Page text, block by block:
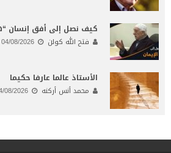
كيف نصل إلى أفق إنسان
فتح الله كولن 04/08/2026
الأستاذ عالما عارفا حكيما
محمد أنس أركنه 08/2026